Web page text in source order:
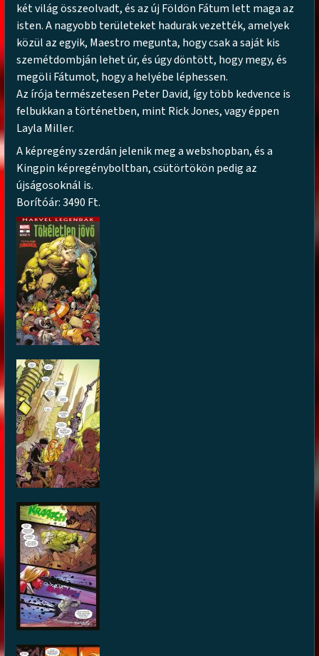
két világ összeolvadt, és az új Földön Fátum lett maga az
isten. A nagyobb területeket hadurak vezették, amelyek
közül az egyik, Maestro megunta, hogy csak a saját kis
szemétdombján lehet úr, és úgy döntött, hogy megy, és
megöli Fátumot, hogy a helyébe léphessen.
Az írója természetesen Peter David, így több kedvence is
felbukkan a történetben, mint Rick Jones, vagy éppen
Layla Miller.
A képregény szerdán jelenik meg a webshopban, és a
Kingpin képregényboltban, csütörtökön pedig az
újságosoknál is.
Borítóár: 3490 Ft.